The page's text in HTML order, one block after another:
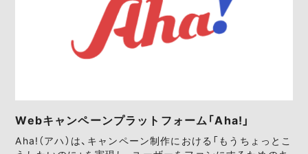
Webキャンペーンプラットフォーム「Aha!」
Aha!（アハ）は、キャンペーン制作における「もうちょっとこ